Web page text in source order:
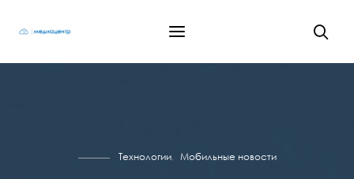
Технологии Мобильные новости